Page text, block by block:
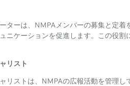
ターは、NMPAメンバーの募集と定
ニケーションを促進します。この役
リスト
リストは、NMPAの広報活動を管理